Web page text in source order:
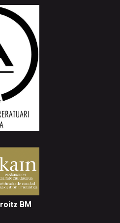
BM